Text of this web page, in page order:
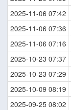
2025-11-06 07:42
2025-11-06 07:36
2025-11-06 07:16
2025-10-23 07:37
2025-10-23 07:29
2025-10-09 08:19
2025-09-25 08:02